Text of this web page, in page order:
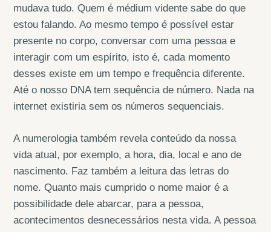
mudava tudo. Quem é médium vidente sabe do que
estou falando. Ao mesmo tempo é possível estar
presente no corpo, conversar com uma pessoa e
interagir com um espírito, isto é, cada momento
desses existe em um tempo e frequência diferente.
Até o nosso DNA tem sequência de número. Nada na
internet existiria sem os números sequenciais.
A numerologia também revela conteúdo da nossa
vida atual, por exemplo, a hora, dia, local e ano de
nascimento. Faz também a leitura das letras do
nome. Quanto mais cumprido o nome maior é a
possibilidade dele abarcar, para a pessoa,
acontecimentos desnecessários nesta vida. A pessoa